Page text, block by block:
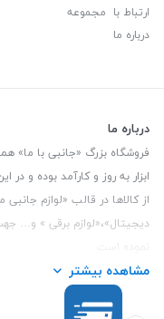
ارتباط با مجموعه
درباره ما
درباره ما
فروشگاه بزرگ «جانبی با ما»
ابزار به روز و کارآمد بوده و
از کالاها در قالب «لوازم
دیجیتال»،«لوازم برقی » و…
این فروشگاه تمام تلاش خود را
عرضه نماید.
مشاهده بیشتر